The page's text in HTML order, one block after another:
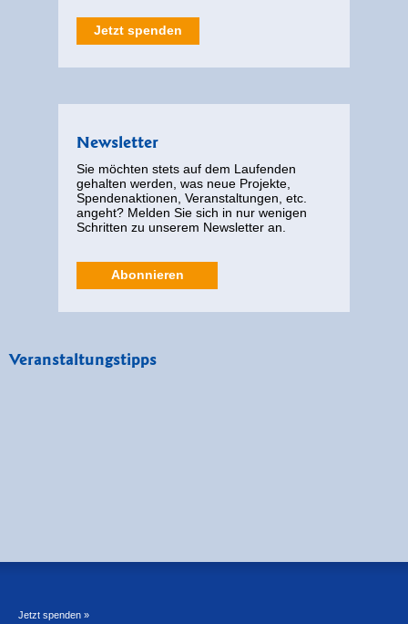
Jetzt spenden
Newsletter
Sie möchten stets auf dem Laufenden
gehalten werden, was neue Projekte,
Spendenaktionen, Veranstaltungen, etc.
angeht? Melden Sie sich in nur wenigen
Schritten zu unserem Newsletter an.
Abonnieren
Veranstaltungstipps
Jetzt spenden »